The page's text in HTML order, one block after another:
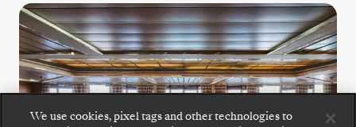
We use cookies, pixel tags and other technologies to